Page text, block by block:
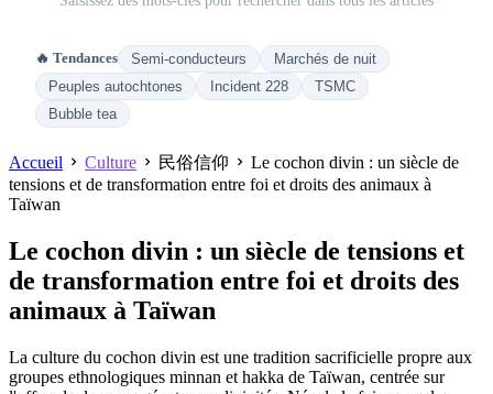
🔥 Tendances Semi-conducteurs
Marchés de nuit
Peuples autochtones
Incident 228
TSMC
Bubble tea
Accueil Culture 民俗信仰
Le cochon divin : un siècle de
tensions et de transformation entre foi et droits des animaux à
Taïwan
Le cochon divin : un siècle de tensions et
de transformation entre foi et droits des
animaux à Taïwan
La culture du cochon divin est une tradition sacrificielle propre aux
groupes ethnologiques minnan et hakka de Taïwan, centrée sur